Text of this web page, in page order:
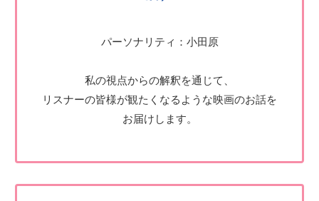
パーソナリティ：小田原
私の視点からの解釈を通じて、
リスナーの皆様が観たくなるような映画のお話を
お届けします。